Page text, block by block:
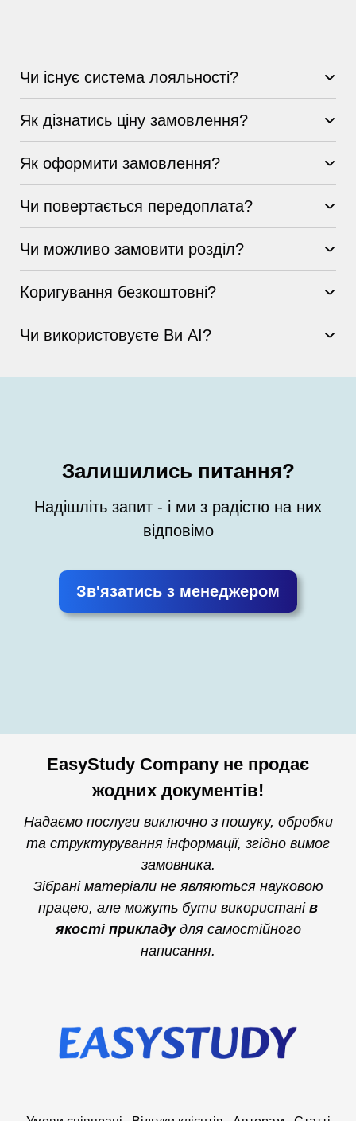
Чи існує система лояльності?
Як дізнатись ціну замовлення?
Як оформити замовлення?
Чи повертається передоплата?
Чи можливо замовити розділ?
Коригування безкоштовні?
Чи використовуєте Ви AI?
Залишились питання?
Надішліть запит - і ми з радістю на них
відповімо
Зв'язатись з менеджером
EasyStudy Company не продає
жодних документів!
Надаємо послуги виключно з пошуку, обробки
та структурування інформації, згідно вимог
замовника.
Зібрані матеріали не являються науковою
працею, але можуть бути використані в
якості прикладудля самостійного
написання.